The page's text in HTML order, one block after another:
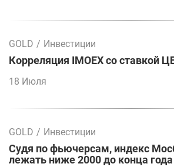
GOLD / Инвестиции
Корреляция IMOEX со ставкой
18 Июля
GOLD / Инвестиции
Судя по фьючерсам, индекс
лежать ниже 2000 до конца года